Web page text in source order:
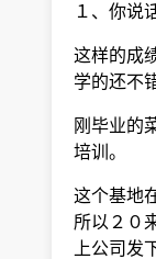
１、你说
这样的成
学的还不
刚毕业的
培训。
这个基地
所以２０
上公司发